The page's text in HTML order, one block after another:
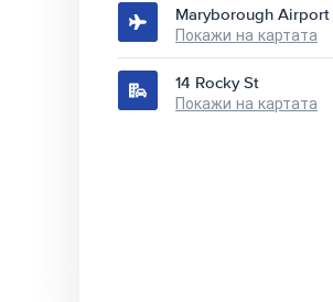
Maryborough Airport
Покажи на картата
14 Rocky St
Покажи на картата